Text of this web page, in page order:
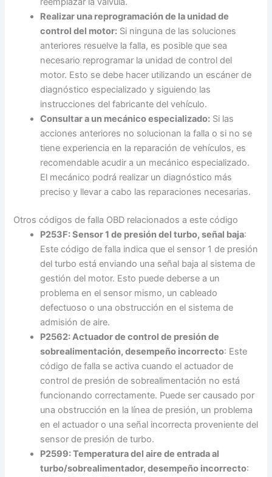
Realizar una reprogramación de la unidad de
control del motor: Si ninguna de las soluciones
anteriores resuelve la falla, es posible que sea
necesario reprogramar la unidad de control del
motor. Esto se debe hacer utilizando un escáner de
diagnóstico especializado y siguiendo las
instrucciones del fabricante del vehículo.
Consultar a un mecánico especializado: Si las
acciones anteriores no solucionan la falla o si no se
tiene experiencia en la reparación de vehículos, es
recomendable acudir a un mecánico especializado.
El mecánico podrá realizar un diagnóstico más
preciso y llevar a cabo las reparaciones necesarias.
Otros códigos de falla OBD relacionados a este código
P253F: Sensor 1 de presión del turbo, señal baja:
Este código de falla indica que el sensor 1 de presión
del turbo está enviando una señal baja al sistema de
gestión del motor. Esto puede deberse a un
problema en el sensor mismo, un cableado
defectuoso o una obstrucción en el sistema de
admisión de aire.
P2562: Actuador de control de presión de
sobrealimentación, desempeño incorrecto: Este
código de falla se activa cuando el actuador de
control de presión de sobrealimentación no está
funcionando correctamente. Puede ser causado por
una obstrucción en la línea de presión, un problema
en el actuador o una señal incorrecta proveniente del
sensor de presión de turbo.
P2599: Temperatura del aire de entrada al
turbo/sobrealimentador, desempeño incorrecto: